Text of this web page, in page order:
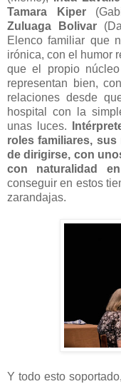
Tamara Kiper
Zuluaga Bolivar
Elenco familiar que
irónica, con el humor
que el propio
representan bien,
relaciones desde
hospital con la
unas luces.
roles familiares,
de dirigirse, con
con naturalidad
conseguir en estos
zarandajas.
Y todo esto